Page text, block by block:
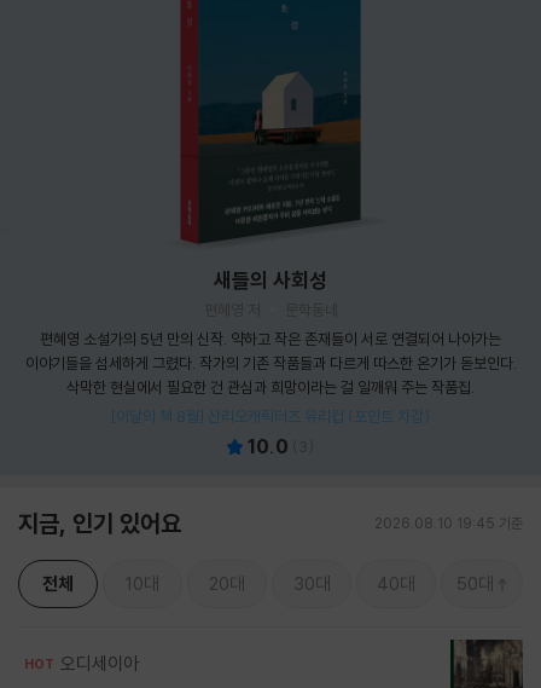
새들의 사회성
편혜영 소설가의 5년 만의 신작. 약하고 작은 존재들이 서로 연결되어 나아가는
이야기들을 섬세하게 그렸다. 작가의 기존 작품들과 다르게 따스한 온기가 돋보인다.
삭막한 현실에서 필요한 건 관심과 희망이라는 걸 일깨워 주는 작품집.
[이달의 책 8월] 산리오캐릭터즈 유리컵 (포인트 차감)
10.0
지금, 인기 있어요 2026.08.10 19:45 기준
전체 10대 20대 30대 40대 50대
HOT 오디세이아